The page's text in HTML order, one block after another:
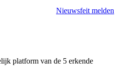
Nieuwsfeit melden
platform van de 5 erkende